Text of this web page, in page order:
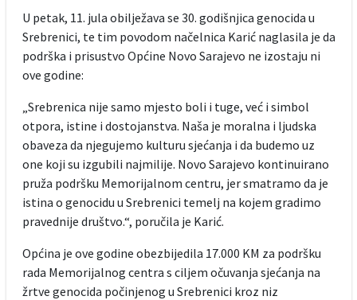
U petak, 11. jula obilježava se 30. godišnjica genocida u
Srebrenici, te tim povodom načelnica Karić naglasila je da
podrška i prisustvo Općine Novo Sarajevo ne izostaju ni
ove godine:
„Srebrenica nije samo mjesto boli i tuge, već i simbol
otpora, istine i dostojanstva. Naša je moralna i ljudska
obaveza da njegujemo kulturu sjećanja i da budemo uz
one koji su izgubili najmilije. Novo Sarajevo kontinuirano
pruža podršku Memorijalnom centru, jer smatramo da je
istina o genocidu u Srebrenici temelj na kojem gradimo
pravednije društvo.“, poručila je Karić.
Općina je ove godine obezbijedila 17.000 KM za podršku
rada Memorijalnog centra s ciljem očuvanja sjećanja na
žrtve genocida počinjenog u Srebrenici kroz niz